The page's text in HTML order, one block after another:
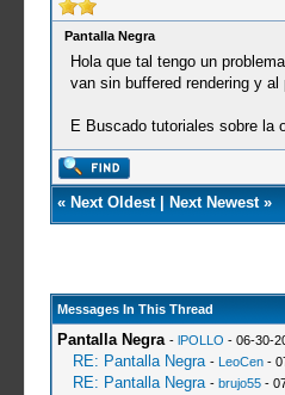
Pantalla Negra
Hola que tal tengo un
van sin buffered rendering y
E Buscado tutoriales sobre la
« Next Oldest| Next Newest»
Messages In This Thread
Pantalla Negra - lPOLLO - 06-30-
RE: Pantalla Negra - LeoCen-
RE: Pantalla Negra - brujo55-